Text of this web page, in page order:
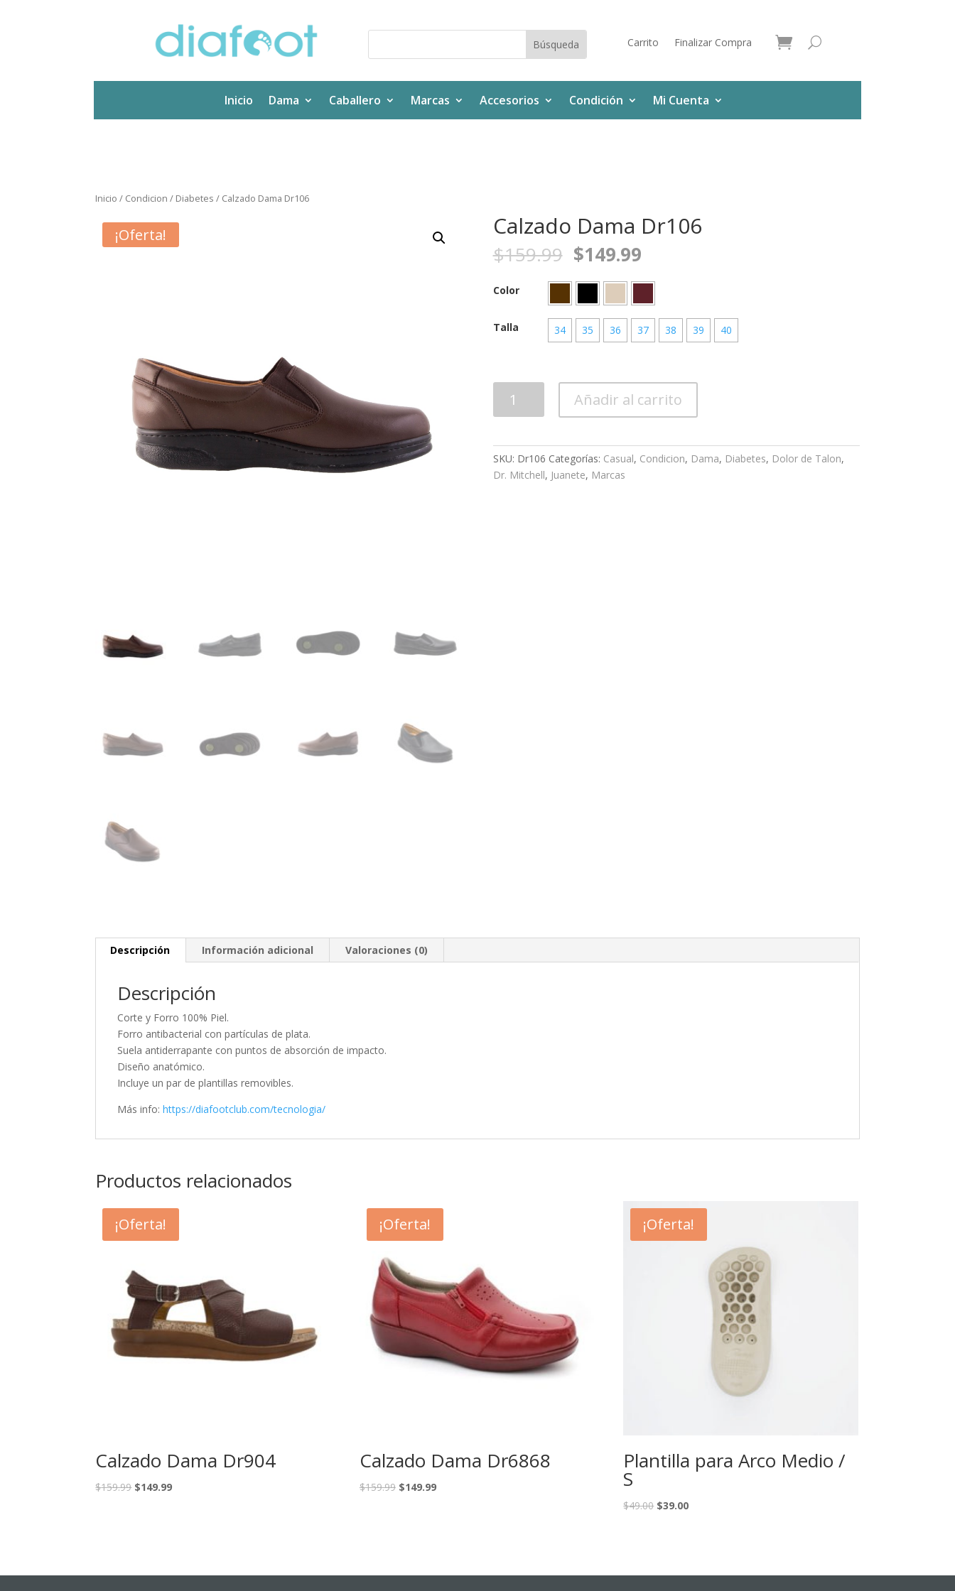
Carrito Finalizar Compra
Inicio Dama Caballero Marcas Accesorios Condición Mi Cuenta
Inicio / Condicion / Diabetes / Calzado Dama Dr106
¡Oferta! Calzado Dama Dr106
$159.99 $149.99
Color
Talla 34 35 36 37 38 39 40
Dama
Añadir al carrito
SKU: Dr106 Categorías: Casual, Condicion, Dama, Diabetes, Dolor de Talon,
Dr. Mitchell, Juanete, Marcas
Descripción Información adicional Valoraciones (0)
Descripción
Corte y Forro 100% Piel.
Forro antibacterial con partículas de plata.
Suela antiderrapante con puntos de absorción de impacto.
Diseño anatómico.
Incluye un par de plantillas removibles.
Más info:https://diafootclub.com/tecnologia/
Productos relacionados
¡Oferta!
Calzado Dama Dr904
$159.99 $149.99
¡Oferta!
Calzado Dama Dr6868
$159.99 $149.99
¡Oferta!
Plantilla para Arco Medio /
S
$49.00 $39.00